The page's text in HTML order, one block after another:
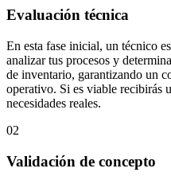
Evaluación técnica
En esta fase inicial, un técnico
analizar tus procesos y
de inventario, garantizando un
operativo. Si es viable recibirás
necesidades reales.
02
Validación de concepto